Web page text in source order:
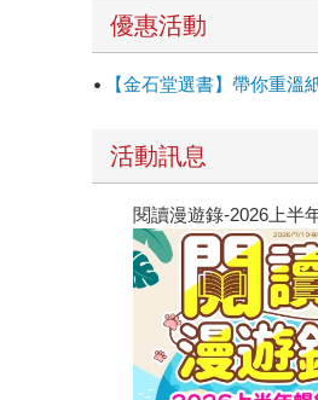
水條件是很糟糕的，茶
根世界各地，成為繁榮
醒腦的咖啡因，但卻有
茶如何改變世界，這絕
優惠活動
【金石堂選書】帶你重溫
活動訊息
閱讀漫遊錄-2026上半